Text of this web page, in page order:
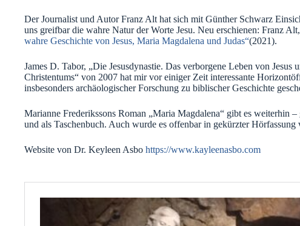
Der Journalist und Autor Franz Alt hat sich mit Günther Schwarz
uns greifbar die wahre Natur der Worte Jesu. Neu erschienen: Franz Alt,
wahre Geschichte von Jesus, Maria Magdalena und Judas“(2021).
James D. Tabor, „Die Jesusdynastie. Das verborgene Leben von Jesus
Christentums“ von 2007 hat mir vor einiger Zeit interessante
insbesonders archäologischer Forschung zu biblischer Geschichte
Marianne Frederikssons Roman „Maria Magdalena“ gibt es weiterhin
und als Taschenbuch. Auch wurde es offenbar in gekürzter Hörfassung
Website von Dr. Keyleen Asbo https://www.kayleenasbo.com